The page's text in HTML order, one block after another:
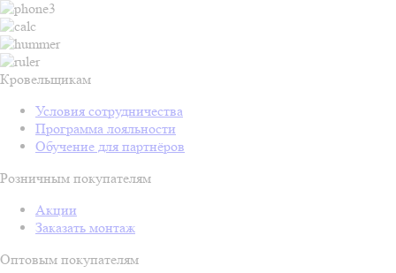
Кровельщикам
Условия сотрудничества
Программа лояльности
Обучение для партнёров
Розничным покупателям
Акции
Заказать монтаж
Оптовым покупателям